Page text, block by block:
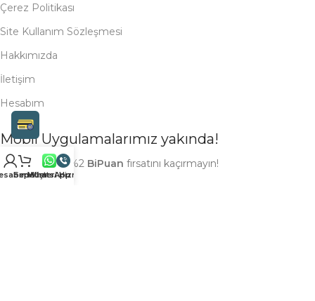
Çerez Politikası
Site Kullanım Sözleşmesi
Hakkımızda
İletişim
Hesabım
Mobil Uygulamalarımız yakında!
Alışverişleriniz %2 BiPuan fırsatını kaçırmayın!
Sepetim
WhatsApp
Müşteri Hizmetleri